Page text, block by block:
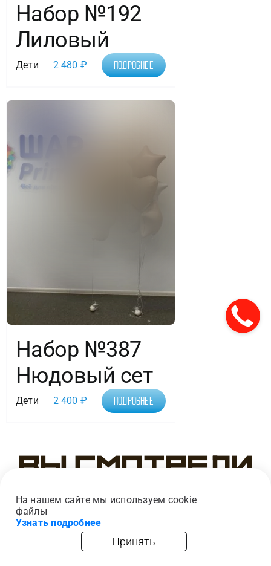
Набор №192
Лиловый
Дети 2 480 ₽ Подробнее
Набор №387
Нюдовый сет
Дети 2 400 ₽ Подробнее
Вы смотрели
На нашем сайте мы используем cookie
файлы
Узнать подробнее
Принять